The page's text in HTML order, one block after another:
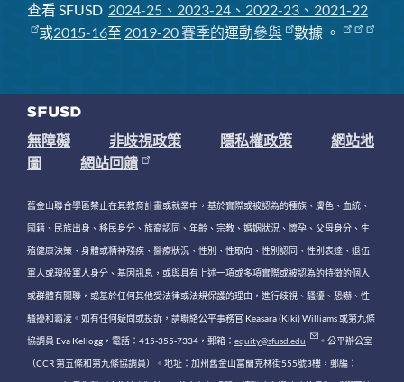
查看 SFUSD 2024-25、2023-24、2022-23、2021-22
或2015-16至 2019-20 賽季的運動參與 數據 。
無障礙 非歧視政策 隱私權政策
網站地
圖
網站回饋
舊金山聯合學區禁止在其教育計畫或就業中，基於實際或被認為的種族、膚色、血統、
國籍、民族出身、移民身分、族裔認同、年齡、宗教、婚姻狀況、懷孕、父母身分、生
殖健康決策、身體或精神殘疾、醫療狀況、性別、性取向、性別認同、性別表達、退伍
軍人或現役軍人身分、基因訊息，或與具有上述一項或多項實際或被認為的特徵的個人
或群體有關聯，或基於任何其他受法律或法規保護的理由，進行歧視、騷擾、恐嚇、性
騷擾和霸凌。如有任何疑問或投訴，請聯絡公平事務官 Keasara (Kiki) Williams 或第九條
協調員 Eva Kellogg，電話：415-355-7334，郵箱： equity@sfusd.edu 。公平辦公室
（CCR 第五條和第九條協調員）。地址：加州舊金山富蘭克林街555號3樓，郵編：